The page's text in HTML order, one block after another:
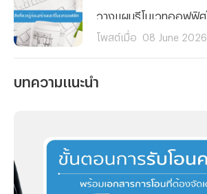
โพสต์เมื่อ 08 June 2026
บทความแนะนำ